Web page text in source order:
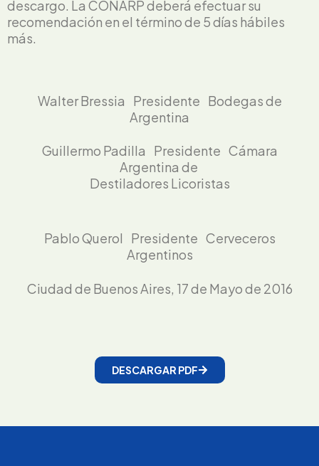
descargo. La CONARP deberá efectuar su
recomendación en el término de 5 días hábiles
más.
Walter Bressia Presidente Bodegas de
Argentina
Guillermo Padilla Presidente Cámara
Argentina de
Destiladores Licoristas
Pablo Querol Presidente Cerveceros
Argentinos
Ciudad de Buenos Aires, 17 de Mayo de 2016
DESCARGAR PDF